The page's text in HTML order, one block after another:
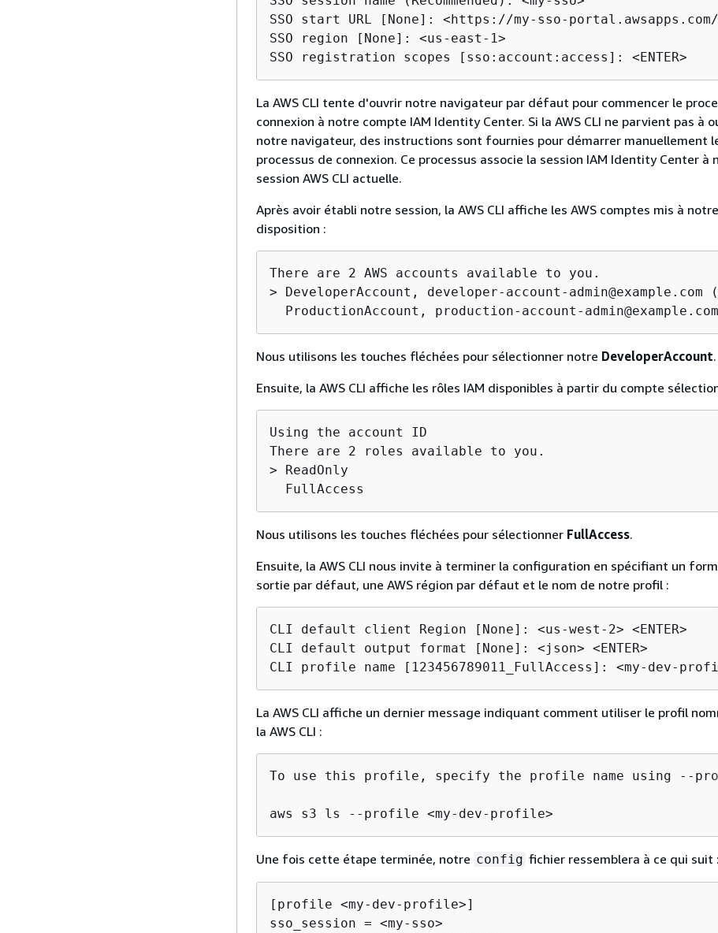
SSO start URL [None]: <https://my-sso-
SSO region [None]: <us-east-1>
SSO registration scopes [sso:account:access]: <ENTER>
La AWS CLI tente d'ouvrir notre navigateur par défaut pour commencer le
connexion à notre compte IAM Identity Center. Si la AWS CLI ne parvient pas à
notre navigateur, des instructions sont fournies pour démarrer manuellement
processus de connexion. Ce processus associe la session IAM Identity Center à
session AWS CLI actuelle.
Après avoir établi notre session, la AWS CLI affiche les AWS comptes mis à notre
disposition :
There are 2 AWS accounts available to you.
> DeveloperAccount, developer-account-admin@example.com
ProductionAccount, production-account-
Nous utilisons les touches fléchées pour sélectionner notre DeveloperAccount.
Ensuite, la AWS CLI affiche les rôles IAM disponibles à partir du compte
Using the account ID
There are 2 roles available to you.
> ReadOnly
  FullAccess
Nous utilisons les touches fléchées pour sélectionner FullAccess.
Ensuite, la AWS CLI nous invite à terminer la configuration en spécifiant un
sortie par défaut, une AWS région par défaut et le nom de notre profil :
CLI default client Region [None]: <us-west-2> <ENTER>
CLI default output format [None]: <json> <ENTER>
CLI profile name [123456789011_FullAccess]: <my-dev-
La AWS CLI affiche un dernier message indiquant comment utiliser le profil
la AWS CLI :
To use this profile, specify the profile name using --
aws s3 ls --profile <my-dev-profile>
Une fois cette étape terminée, notre config fichier ressemblera à ce qui suit :
[profile <my-dev-profile>]
sso_session = <my-sso>